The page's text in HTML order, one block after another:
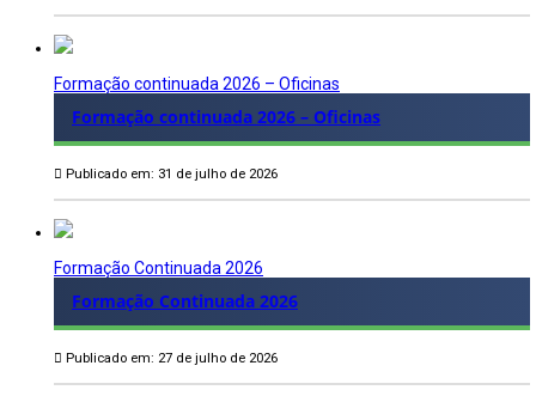
Formação continuada 2026 – Oficinas
Formação continuada 2026 – Oficinas
Publicado em: 31 de julho de 2026
Formação Continuada 2026
Formação Continuada 2026
Publicado em: 27 de julho de 2026